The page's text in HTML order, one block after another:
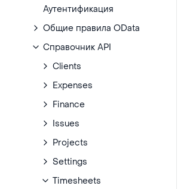
Аутентификация
Общие правила OData
Справочник API
Clients
Expenses
Finance
Issues
Projects
Settings
Timesheets